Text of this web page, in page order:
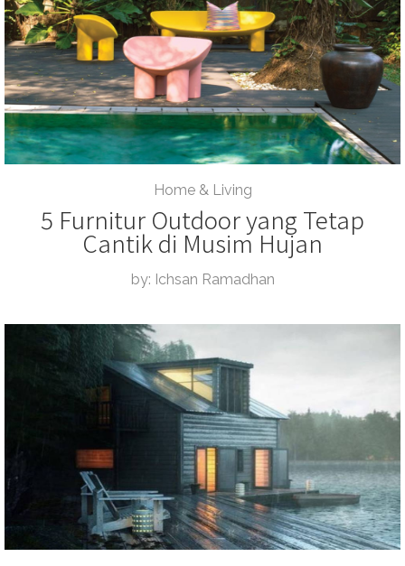
Home & Living
5 Furnitur Outdoor yang Tetap
Cantik di Musim Hujan
by: Ichsan Ramadhan